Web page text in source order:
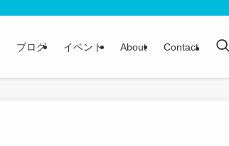
ブログ イベント About Contact